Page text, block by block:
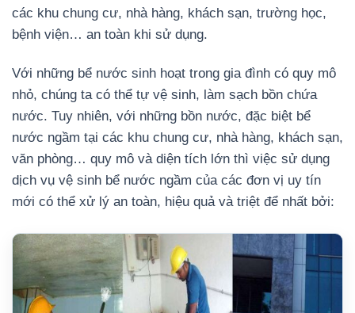
các khu chung cư, nhà hàng, khách sạn, trường học,
bệnh viện… an toàn khi sử dụng.
Với những bể nước sinh hoạt trong gia đình có quy mô
nhỏ, chúng ta có thể tự vệ sinh, làm sạch bồn chứa
nước. Tuy nhiên, với những bồn nước, đặc biệt bể
nước ngầm tại các khu chung cư, nhà hàng, khách sạn,
văn phòng… quy mô và diện tích lớn thì việc sử dụng
dịch vụ vệ sinh bể nước ngầm của các đơn vị uy tín
mới có thể xử lý an toàn, hiệu quả và triệt để nhất bởi: